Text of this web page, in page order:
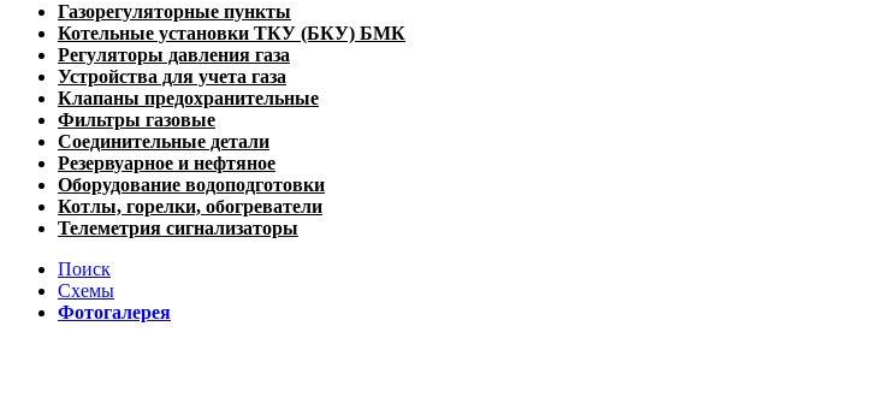
Газорегуляторные пункты
Котельные установки ТКУ (БКУ) БМК
Регуляторы давления газа
Устройства для учета газа
Клапаны предохранительные
Фильтры газовые
Соединительные детали
Резервуарное и нефтяное
Оборудование водоподготовки
Котлы, горелки, обогреватели
Телеметрия сигнализаторы
Поиск
Схемы
Фотогалерея